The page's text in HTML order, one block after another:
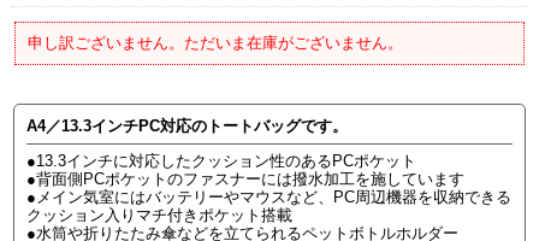
申し訳ございません。ただいま在庫がございません。
A4／13.3インチPC対応のトートバッグです。
●13.3インチに対応したクッション性のあるPCポケット
●背面側PCポケットのファスナーには撥水加工を施しています
●メイン気室にはバッテリーやマウスなど、PC周辺機器を収納できる
クッション入りマチ付きポケット搭載
●水筒や折りたたみ傘などを立てられるペットボトルホルダー